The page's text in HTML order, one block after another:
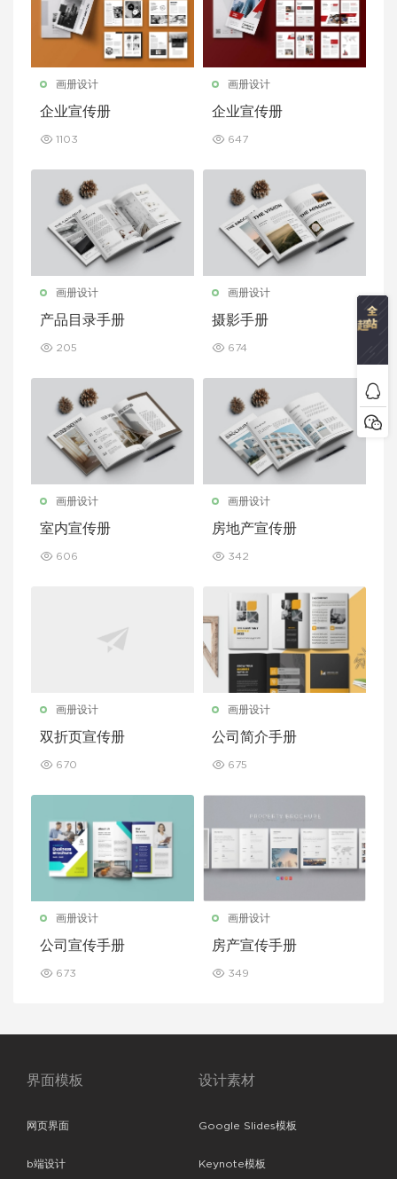
画册设计
企业宣传册
1103
画册设计
企业宣传册
647
画册设计
产品目录手册
205
画册设计
摄影手册
674
画册设计
室内宣传册
606
画册设计
房地产宣传册
342
画册设计
双折页宣传册
670
画册设计
公司简介手册
675
画册设计
公司宣传手册
673
画册设计
房产宣传手册
349
界面模板
网页界面
b端设计
设计素材
Google Slides模板
Keynote模板